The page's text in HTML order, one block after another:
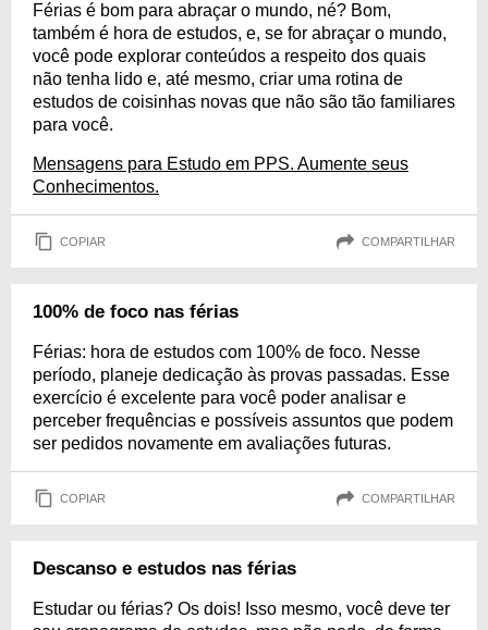
Férias é bom para abraçar o mundo, né? Bom,
também é hora de estudos, e, se for abraçar o mundo,
você pode explorar conteúdos a respeito dos quais
não tenha lido e, até mesmo, criar uma rotina de
estudos de coisinhas novas que não são tão familiares
para você.
Mensagens para Estudo em PPS. Aumente seus
Conhecimentos.
COPIAR COMPARTILHAR
100% de foco nas férias
Férias: hora de estudos com 100% de foco. Nesse
período, planeje dedicação às provas passadas. Esse
exercício é excelente para você poder analisar e
perceber frequências e possíveis assuntos que podem
ser pedidos novamente em avaliações futuras.
COPIAR COMPARTILHAR
Descanso e estudos nas férias
Estudar ou férias? Os dois! Isso mesmo, você deve ter